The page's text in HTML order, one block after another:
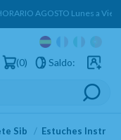
AGOSTO Lunes a
0 Saldo:
Sib Estuches